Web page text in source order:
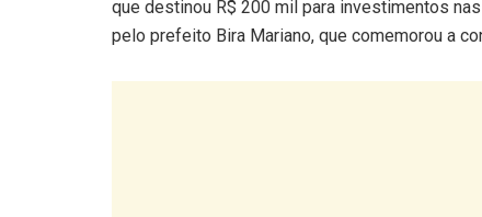
que destinou R$ 200 mil para investimentos
pelo prefeito Bira Mariano, que comemorou a